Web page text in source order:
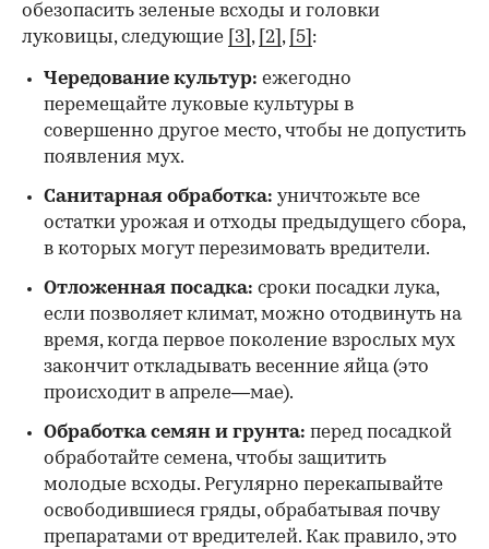
обезопасить зеленые всходы и головки
луковицы, следующие
[3] , [2] , [5] :
Чередование культур: ежегодно
перемещайте луковые культуры в
совершенно другое место, чтобы не допустить
появления мух.
Санитарная обработка: уничтожьте все
остатки урожая и отходы предыдущего сбора,
в которых могут перезимовать вредители.
Отложенная посадка: сроки посадки лука,
если позволяет климат, можно отодвинуть на
время, когда первое поколение взрослых мух
закончит откладывать весенние яйца (это
происходит в апреле—мае).
Обработка семян и грунта: перед посадкой
обработайте семена, чтобы защитить
молодые всходы. Регулярно перекапывайте
освободившиеся гряды, обрабатывая почву
препаратами от вредителей. Как правило, это